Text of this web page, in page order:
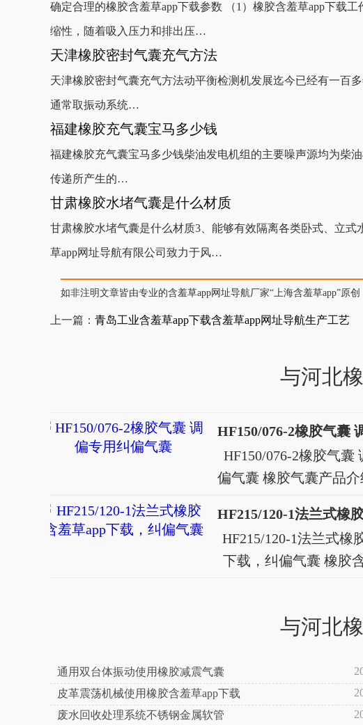
确定合理的橡胶含羞草app下载参数 （1）橡胶含羞草app下载
缩性，随着吸入压力和排出压…
天津橡胶密封气囊充气方法
天津橡胶密封气囊充气方法动平衡检测机发展迄今已经有一百多年
通常取振动系统…
福建橡胶充气囊宝马多少钱
福建橡胶充气囊宝马多少钱柴油发电机组的主要噪声源均为柴油机产生
传递所产生的…
甘肃橡胶水堵气囊是什么材质
甘肃橡胶水堵气囊是什么材质3、能够有效隔离各类卧式、立式
草app网址导航有限公司致力于风…
如非注明文章皆由专业的含羞草app网址导航厂家“上海含羞草app”原创
上一篇： 青岛工业含羞草app下载含羞草app网址导航生产工艺
与河北
HF150/076-2橡胶气囊
偏气囊 橡胶气囊产品介绍
合成的曲形胶囊，俗称橡
橡胶含羞草app下载、橡
胶气胎、波纹气胎
HF215/120-1法兰式橡
下载，纠偏气囊 橡
胶囊，俗称橡胶气囊
与河北
通用双台体振动使用橡胶减震气囊
皮革震荡机械使用橡胶含羞草app下载
废水回收处理系统不锈钢金属软管